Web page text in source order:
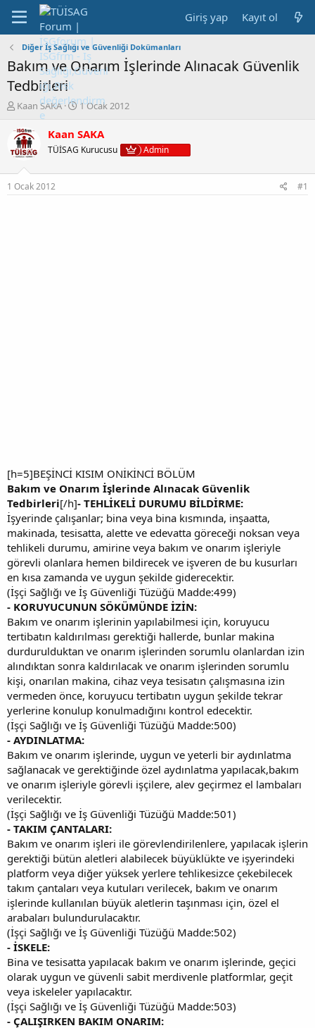
Giriş yap Kayıt ol
Diğer İş Sağlığı ve Güvenliği Dokümanları
Bakım ve Onarım İşlerinde Alınacak Güvenlik
Tedbirleri
K
n
b
u
u
b
Kaan SAKA
B
ş
a
1 Ocak 2012
Kaan SAKA
TÜİSAG Kurucusu Admin
1 Ocak 2012 #1
[h=5]BEŞİNCİ KISIM ONİKİNCİ BÖLÜM
Bakım ve Onarım İşlerinde Alınacak Güvenlik
Tedbirleri[/h]- TEHLİKELİ DURUMU BİLDİRME:
İşyerinde çalışanlar; bina veya bina kısmında, inşaatta,
makinada, tesisatta, alette ve edevatta göreceği noksan veya
tehlikeli durumu, amirine veya bakım ve onarım işleriyle
görevli olanlara hemen bildirecek ve işveren de bu kusurları
en kısa zamanda ve uygun şekilde giderecektir.
(İşçi Sağlığı ve İş Güvenliği Tüzüğü Madde:499)
- KORUYUCUNUN SÖKÜMÜNDE İZİN:
Bakım ve onarım işlerinin yapılabilmesi için, koruyucu
tertibatın kaldırılması gerektiği hallerde, bunlar makina
durdurulduktan ve onarım işlerinden sorumlu olanlardan izin
alındıktan sonra kaldırılacak ve onarım işlerinden sorumlu
kişi, onarılan makina, cihaz veya tesisatın çalışmasına izin
vermeden önce, koruyucu tertibatın uygun şekilde tekrar
yerlerine konulup konulmadığını kontrol edecektir.
(İşçi Sağlığı ve İş Güvenliği Tüzüğü Madde:500)
- AYDINLATMA:
Bakım ve onarım işlerinde, uygun ve yeterli bir aydınlatma
sağlanacak ve gerektiğinde özel aydınlatma yapılacak,bakım
ve onarım işleriyle görevli işçilere, alev geçirmez el lambaları
verilecektir.
(İşçi Sağlığı ve İş Güvenliği Tüzüğü Madde:501)
- TAKIM ÇANTALARI:
Bakım ve onarım işleri ile görevlendirilenlere, yapılacak işlerin
gerektiği bütün aletleri alabilecek büyüklükte ve işyerindeki
platform veya diğer yüksek yerlere tehlikesizce çekebilecek
takım çantaları veya kutuları verilecek, bakım ve onarım
işlerinde kullanılan büyük aletlerin taşınması için, özel el
arabaları bulundurulacaktır.
(İşçi Sağlığı ve İş Güvenliği Tüzüğü Madde:502)
- İSKELE:
Bina ve tesisatta yapılacak bakım ve onarım işlerinde, geçici
olarak uygun ve güvenli sabit merdivenle platformlar, geçit
veya iskeleler yapılacaktır.
(İşçi Sağlığı ve İş Güvenliği Tüzüğü Madde:503)
- ÇALIŞIRKEN BAKIM ONARIM: